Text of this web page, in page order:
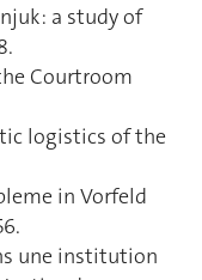
a study of
Courtroom
logistics of the
in Vorfeld
une institution